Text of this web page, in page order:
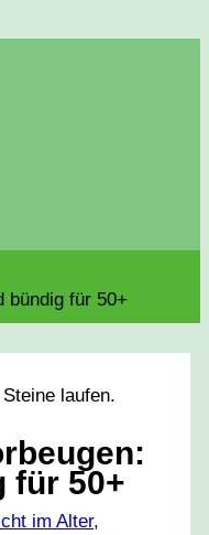
bündig für 50+
für 50+
im Alter,